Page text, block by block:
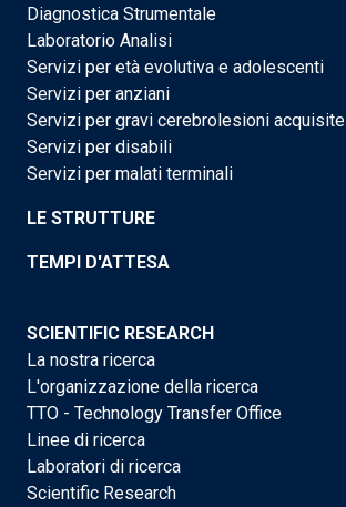
Diagnostica Strumentale
Laboratorio Analisi
Servizi per età evolutiva e adolescenti
Servizi per anziani
Servizi per gravi cerebrolesioni acquisite
Servizi per disabili
Servizi per malati terminali
LE STRUTTURE
TEMPI D'ATTESA
SCIENTIFIC RESEARCH
La nostra ricerca
L'organizzazione della ricerca
TTO - Technology Transfer Office
Linee di ricerca
Laboratori di ricerca
Scientific Research